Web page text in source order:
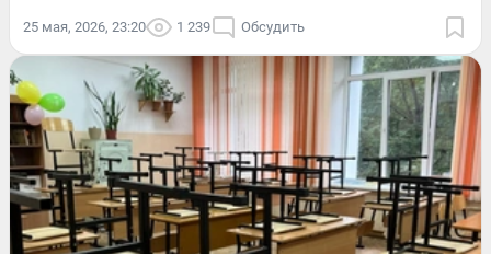
25 мая, 2026, 23:20 1 239 Обсудить